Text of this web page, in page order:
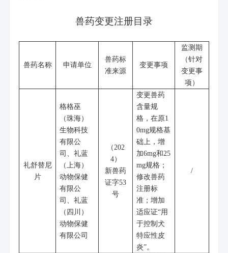
兽药变更注册目录
兽药名称 申请单位
兽药标
准来源
变更事项
监测期
（针对
变更事
项）
礼舒替尼
片
格格巫
（珠海）
生物科技
有限公
司、礼蓝
（上海）
动物保健
有限公
司、礼蓝
（四川）
动物保健
有限公司
（202
4）
新兽药
证字53
号
变更兽药
含量规
格，在原1
0mg规格基
础上，增
加6mg和25
mg规格；
修改兽药
注册标
准；增加
适应证“用
于控制犬
特应性皮
炎”。
/